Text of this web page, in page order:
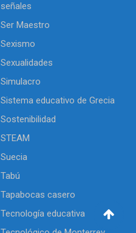
señales
Ser Maestro
Sexismo
Sexualidades
Simulacro
Sistema educativo de Grecia
Sostenibilidad
STEAM
Suecia
Tabú
Tapabocas casero
Tecnología educativa